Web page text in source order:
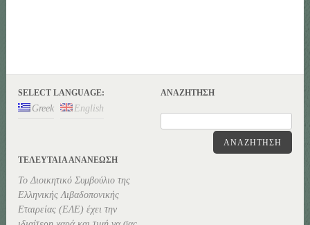
SELECT LANGUAGE:
Greek English
ΑΝΑΖΉΤΗΣΗ
ΑΝΑΖΉΤΗΣΗ
ΤΕΛΕΥΤΑΊΑ ΑΝΑΝΕΏΣΗ
Το Διοικητικό Συμβούλιο της
Ελληνικής Λιβαδοπονικής
Εταιρείας (ΕΛΕ) έχει την